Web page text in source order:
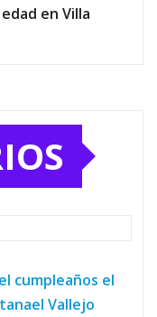
en Villa
cumpleaños el
Vallejo